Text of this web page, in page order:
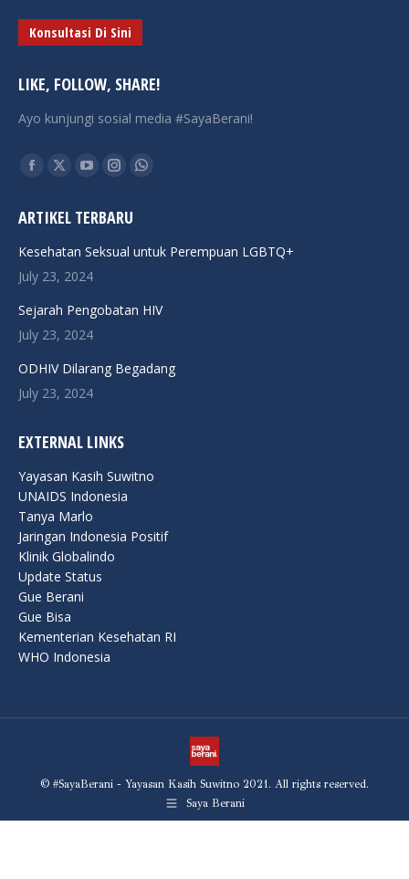
Konsultasi Di Sini
LIKE, FOLLOW, SHARE!
Ayo kunjungi sosial media #SayaBerani!
Find us on:
Facebook
opens
in
new
X
opens
in
new
YouTube
opens
in
new
Instagram
opens
in
Whatsapp
in
ARTIKEL TERBARU
Kesehatan Seksual untuk Perempuan LGBTQ+
July 23, 2024
Sejarah Pengobatan HIV
July 23, 2024
ODHIV Dilarang Begadang
July 23, 2024
EXTERNAL LINKS
Yayasan Kasih Suwitno
UNAIDS Indonesia
Tanya Marlo
Jaringan Indonesia Positif
Klinik Globalindo
Update Status
Gue Berani
Gue Bisa
Kementerian Kesehatan RI
WHO Indonesia
© #SayaBerani - Yayasan Kasih Suwitno 2021. All rights reserved.
Saya Berani